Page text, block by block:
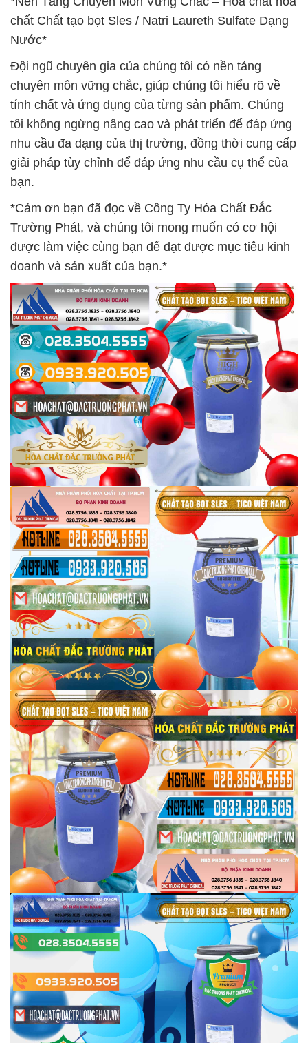
chất Chất tạo bọt Sles / Natri Laureth Sulfate Dạng
Nước*
Đội ngũ chuyên gia của chúng tôi có nền tảng
chuyên môn vững chắc, giúp chúng tôi hiểu rõ về
tính chất và ứng dụng của từng sản phẩm. Chúng
tôi không ngừng nâng cao và phát triển để đáp ứng
nhu cầu đa dạng của thị trường, đồng thời cung cấp
giải pháp tùy chỉnh để đáp ứng nhu cầu cụ thể của
bạn.
*Cảm ơn bạn đã đọc về Công Ty Hóa Chất Đắc
Trường Phát, và chúng tôi mong muốn có cơ hội
được làm việc cùng bạn để đạt được mục tiêu kinh
doanh và sản xuất của bạn.*